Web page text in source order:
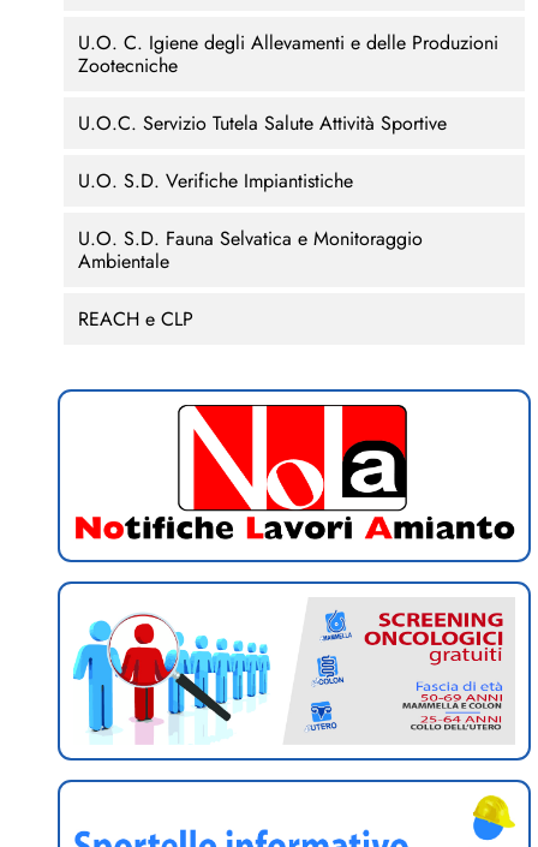
U.O. C. Igiene degli Allevamenti e delle Produzioni
Zootecniche
U.O.C. Servizio Tutela Salute Attività Sportive
U.O. S.D. Verifiche Impiantistiche
U.O. S.D. Fauna Selvatica e Monitoraggio
Ambientale
REACH e CLP